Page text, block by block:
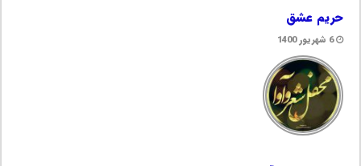
حریم عشق
6 شهریور 1400